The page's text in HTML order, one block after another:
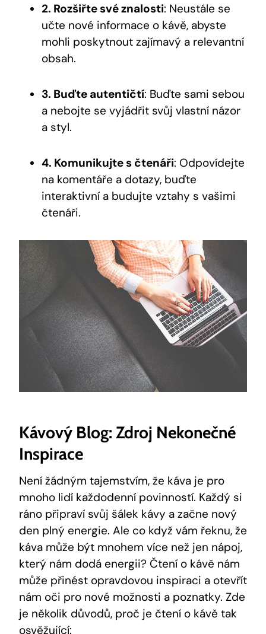
2. Rozšiřte své znalosti: Neustále se
učte nové informace o kávě, abyste
mohli poskytnout zajímavý a relevantní
obsah.
3. Buďte autentičtí: Buďte sami sebou
a nebojte se vyjádřit svůj vlastní názor
a styl.
4. Komunikujte s čtenáři: Odpovídejte
na komentáře a dotazy, buďte
interaktivní a budujte vztahy s vašimi
čtenáři.
Kávový Blog: Zdroj Nekonečné
Inspirace
Není žádným tajemstvím, že káva je pro
mnoho lidí každodenní povinností. Každý si
ráno připraví svůj šálek kávy a začne nový
den plný energie. Ale co když vám řeknu, že
káva může být mnohem více než jen nápoj,
který nám dodá energii? Čtení o kávě nám
může přinést opravdovou inspiraci a otevřít
nám oči pro nové možnosti a poznatky. Zde
je několik důvodů, proč je čtení o kávě tak
osvěžující: